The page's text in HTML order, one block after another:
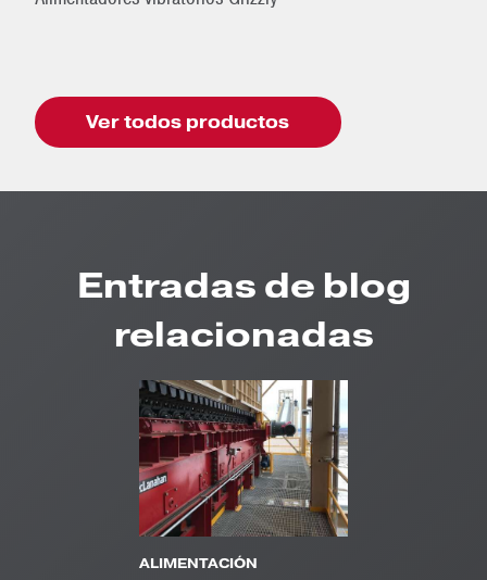
Ver todos productos
Entradas de blog
relacionadas
ALIMENTACIÓN